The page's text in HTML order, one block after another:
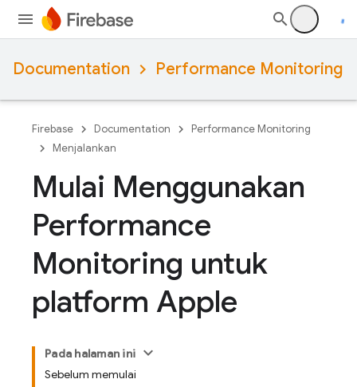
Documentation Performance Monitoring
Firebase Documentation
Performance Monitoring
Menjalankan
Mulai Menggunakan
Performance
Monitoring untuk
platform Apple
Pada halaman ini
Sebelum memulai